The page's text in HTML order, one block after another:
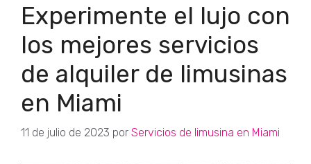
Experimente el lujo con
los mejores servicios
de alquiler de limusinas
en Miami
11 de julio de 2023 por Servicios de limusina en Miami